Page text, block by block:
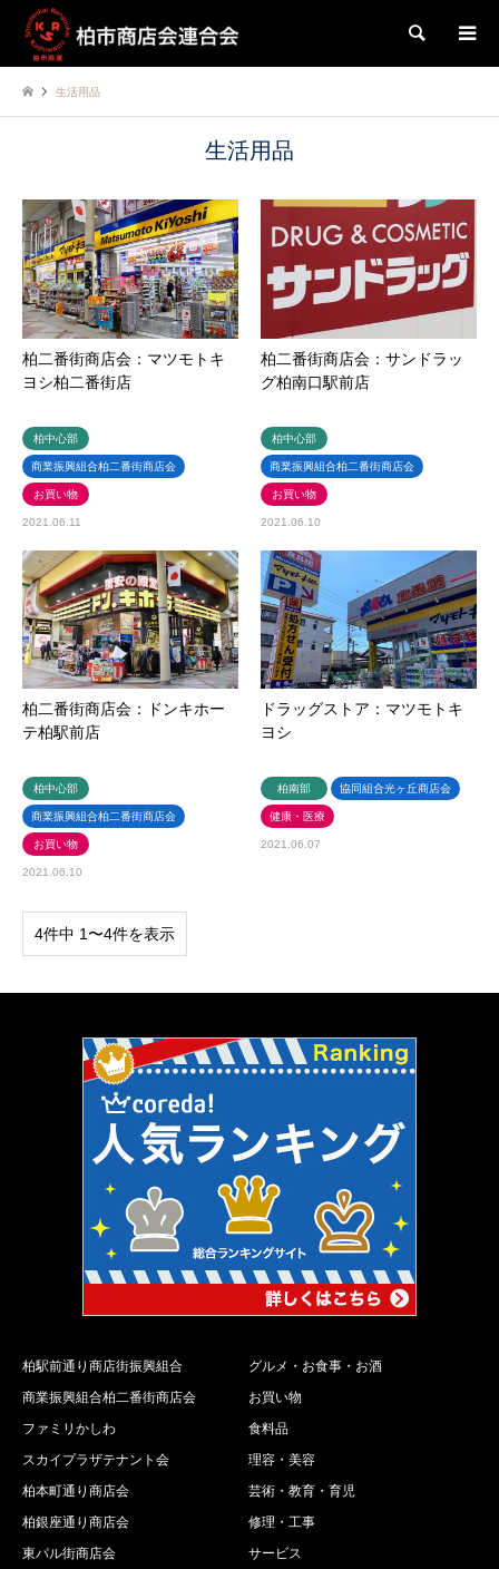
検索
生活用品
生活用品
柏二番街商店会：マツモトキ
ヨシ柏二番街店
柏中心部
商業振興組合柏二番街商店会
お買い物
2021.06.11
柏二番街商店会：サンドラッ
グ柏南口駅前店
柏中心部
商業振興組合柏二番街商店会
お買い物
2021.06.10
柏二番街商店会：ドンキホー
テ柏駅前店
柏中心部
商業振興組合柏二番街商店会
お買い物
2021.06.10
ドラッグストア：マツモトキ
ヨシ
柏南部 協同組合光ヶ丘商店会
健康・医療
2021.06.07
4件中 1〜4件を表示
柏駅前通り商店街振興組合
商業振興組合柏二番街商店会
ファミリかしわ
スカイプラザテナント会
柏本町通り商店会
柏銀座通り商店会
東パル街商店会
グルメ・お食事・お酒
お買い物
食料品
理容・美容
芸術・教育・育児
修理・工事
サービス